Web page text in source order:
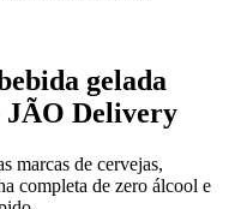
gelada
JÃO Delivery
marcas de cervejas,
completa de zero álcool e